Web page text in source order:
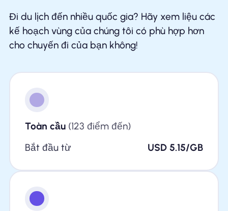
Đi du lịch đến nhiều quốc gia? Hãy xem liệu các
kế hoạch vùng của chúng tôi có phù hợp hơn
cho chuyến đi của bạn không!
Toàn cầu(123 điểm đến)
Bắt đầu từ
USD 5.15/GB